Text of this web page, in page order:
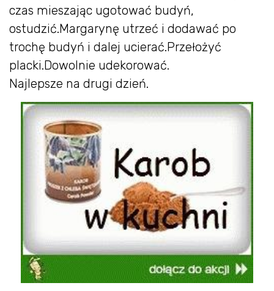
czas mieszając ugotować budyń,
ostudzić.Margarynę utrzeć i dodawać po
trochę budyń i dalej ucierać.Przełożyć
placki.Dowolnie udekorować.
Najlepsze na drugi dzień.